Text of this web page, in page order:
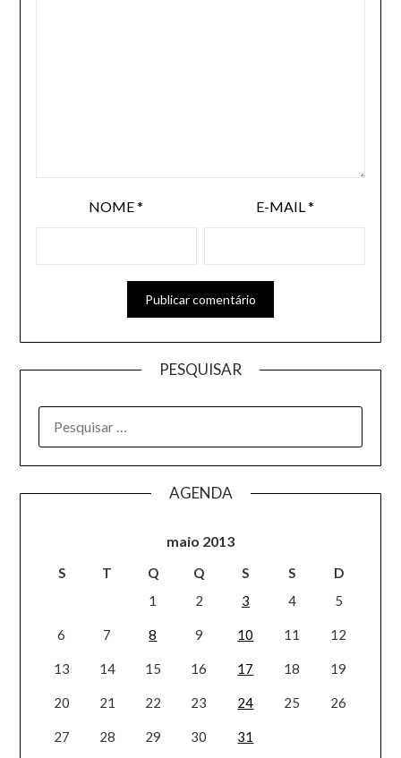
NOME* E-MAIL*
PESQUISAR
AGENDA
maio 2013
S T Q Q S S
D
1
2 3 4 5
6 7 8 9 10 11 12
13 14 15 16 17 18 19
20 21 22 23 24 25 26
27 28 29 30
31